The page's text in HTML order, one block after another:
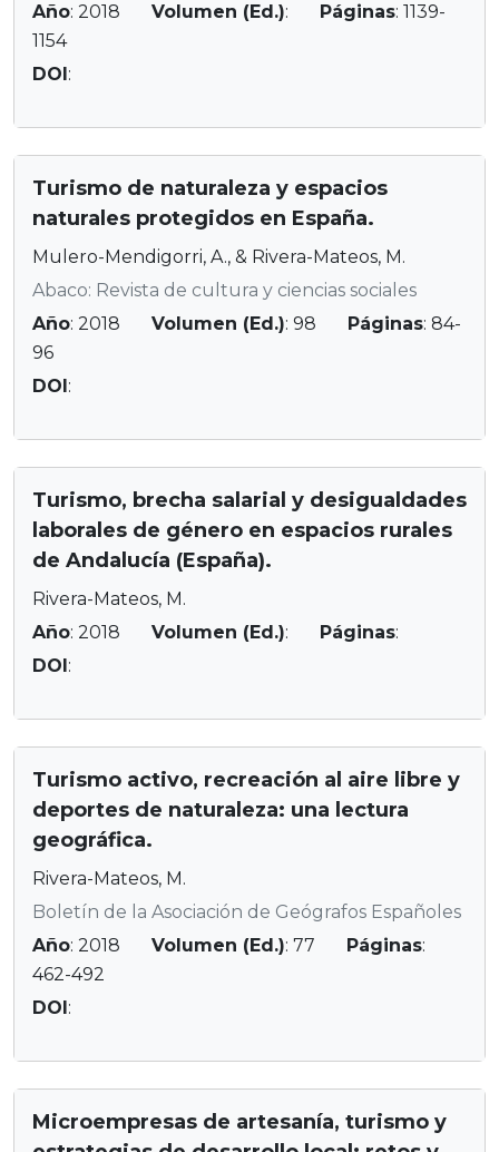
Año: 2018 Volumen (Ed.): Páginas: 1139-
1154
DOI:
Turismo de naturaleza y espacios
naturales protegidos en España.
Mulero-Mendigorri, A., & Rivera-Mateos, M.
Abaco: Revista de cultura y ciencias sociales
Año: 2018 Volumen (Ed.): 98 Páginas: 84-
96
DOI:
Turismo, brecha salarial y desigualdades
laborales de género en espacios rurales
de Andalucía (España).
Rivera-Mateos, M.
Año: 2018 Volumen (Ed.): Páginas:
DOI:
Turismo activo, recreación al aire libre y
deportes de naturaleza: una lectura
geográfica.
Rivera-Mateos, M.
Boletín de la Asociación de Geógrafos Españoles
Año: 2018 Volumen (Ed.): 77 Páginas:
462-492
DOI:
Microempresas de artesanía, turismo y